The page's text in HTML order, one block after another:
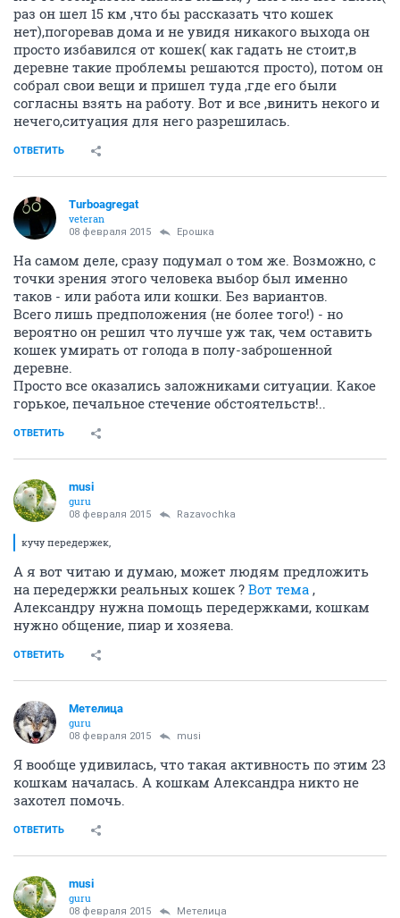
раз он шел 15 км ,что бы рассказать что кошек
нет),погоревав дома и не увидя никакого выхода он
просто избавился от кошек( как гадать не стоит,в
деревне такие проблемы решаются просто), потом он
собрал свои вещи и пришел туда ,где его были
согласны взять на работу. Вот и все ,винить некого и
нечего,ситуация для него разрешилась.
ОТВЕТИТЬ
Turboagregat
veteran
08 февраля 2015 Ерошка
На самом деле, сразу подумал о том же. Возможно, с
точки зрения этого человека выбор был именно
таков - или работа или кошки. Без вариантов.
Всего лишь предположения (не более того!) - но
вероятно он решил что лучше уж так, чем оставить
кошек умирать от голода в полу-заброшенной
деревне.
Просто все оказались заложниками ситуации. Какое
горькое, печальное стечение обстоятельств!..
ОТВЕТИТЬ
musi
guru
08 февраля 2015 Razavochka
кучу передержек,
А я вот читаю и думаю, может людям предложить
на передержки реальных кошек ? Вот тема ,
Александру нужна помощь передержками, кошкам
нужно общение, пиар и хозяева.
ОТВЕТИТЬ
Метелица
guru
08 февраля 2015 musi
Я вообще удивилась, что такая активность по этим 23
кошкам началась. А кошкам Александра никто не
захотел помочь.
ОТВЕТИТЬ
musi
guru
08 февраля 2015 Метелица